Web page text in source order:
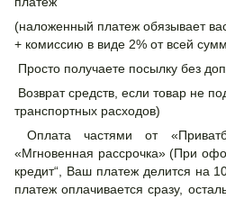
(наложенный платеж обязывает
+ комиссию в виде 2% от всей
Просто получаете посылку без
Возврат средств, если товар не
транспортных расходов)
Оплата частями от
«Мгновенная рассрочка» (При
кредит“, Ваш платеж делится на
платеж оплачивается сразу,